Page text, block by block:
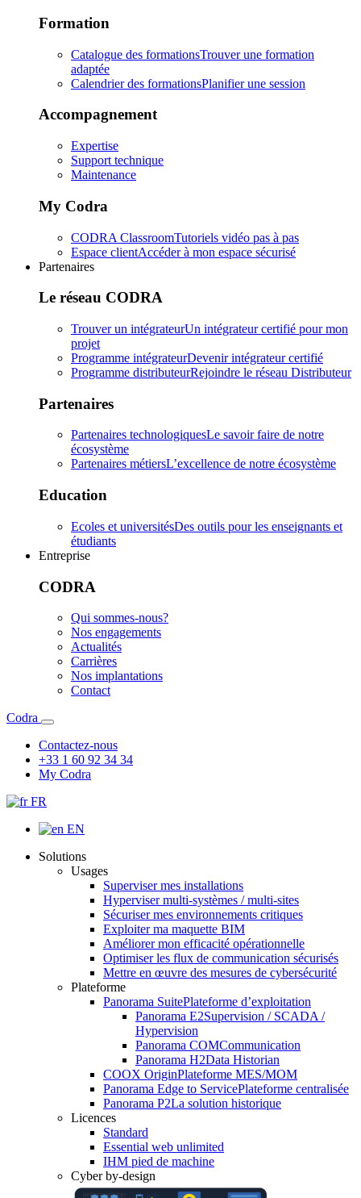
Formation
Catalogue des formationsTrouver une formation
adaptée
Calendrier des formationsPlanifier une session
Accompagnement
Expertise
Support technique
Maintenance
My Codra
CODRA ClassroomTutoriels vidéo pas à pas
Espace clientAccéder à mon espace sécurisé
Partenaires
Le réseau CODRA
Trouver un intégrateurUn intégrateur certifié pour mon
projet
Programme intégrateurDevenir intégrateur certifié
Programme distributeurRejoindre le réseau Distributeur
Partenaires
Partenaires technologiquesLe savoir faire de notre
écosystème
Partenaires métiersL’excellence de notre écosystème
Education
Ecoles et universitésDes outils pour les enseignants et
étudiants
Entreprise
CODRA
Qui sommes-nous?
Nos engagements
Actualités
Carrières
Nos implantations
Contact
Codra
Contactez-nous
+33 1 60 92 34 34
My Codra
FR
EN
Solutions
Usages
Superviser mes installations
Hyperviser multi-systèmes / multi-sites
Sécuriser mes environnements critiques
Exploiter ma maquette BIM
Améliorer mon efficacité opérationnelle
Optimiser les flux de communication sécurisés
Mettre en œuvre des mesures de cybersécurité
Plateforme
Panorama SuitePlateforme d’exploitation
Panorama E2Supervision / SCADA /
Hypervision
Panorama COMCommunication
Panorama H2Data Historian
COOX OriginPlateforme MES/MOM
Panorama Edge to ServicePlateforme centralisée
Panorama P2La solution historique
Licences
Standard
Essential web unlimited
IHM pied de machine
Cyber by-design